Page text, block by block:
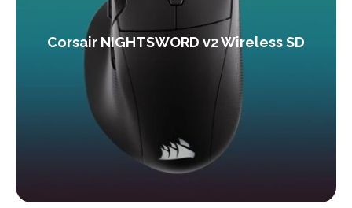
Corsair NIGHTSWORD v2 Wireless SD